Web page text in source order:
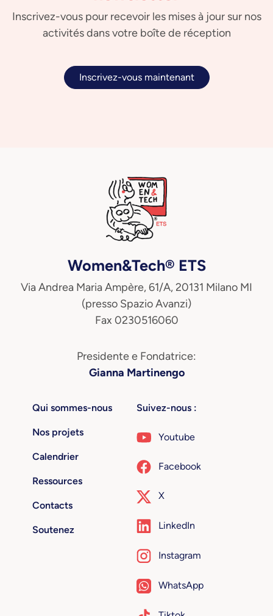
Inscrivez-vous pour recevoir les mises à jour sur nos
activités dans votre boîte de réception
Inscrivez-vous maintenant
Women&Tech® ETS
Via Andrea Maria Ampère, 61/A, 20131 Milano MI
(presso Spazio Avanzi)
Fax 0230516060
Presidente e Fondatrice:
Gianna Martinengo
Qui sommes-nous
Nos projets
Calendrier
Ressources
Contacts
Soutenez
Suivez-nous :
Youtube
Facebook
X
LinkedIn
Instagram
WhatsApp